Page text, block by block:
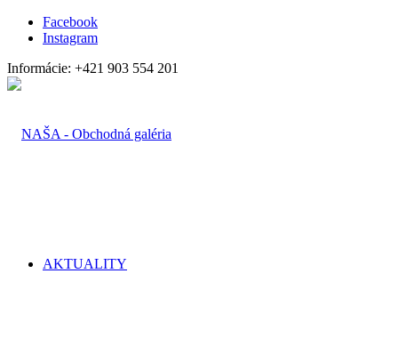
Facebook
Instagram
Informácie: +421 903 554 201
AKTUALITY